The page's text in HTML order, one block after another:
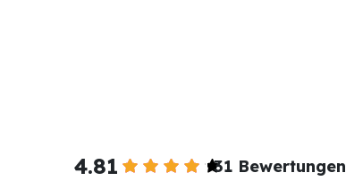
4.81 31 Bewertungen